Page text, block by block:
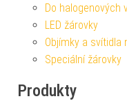
Do halogenových
LED žárovky
Objímky a svítidla
Speciální žárovky
Produkty